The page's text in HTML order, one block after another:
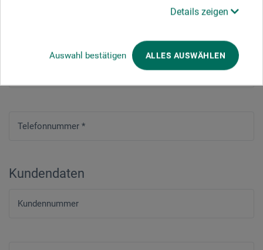
Details zeigen
Auswahl bestätigen ALLES AUSWÄHLEN
Telefonnummer *
Kundendaten
Kundennummer